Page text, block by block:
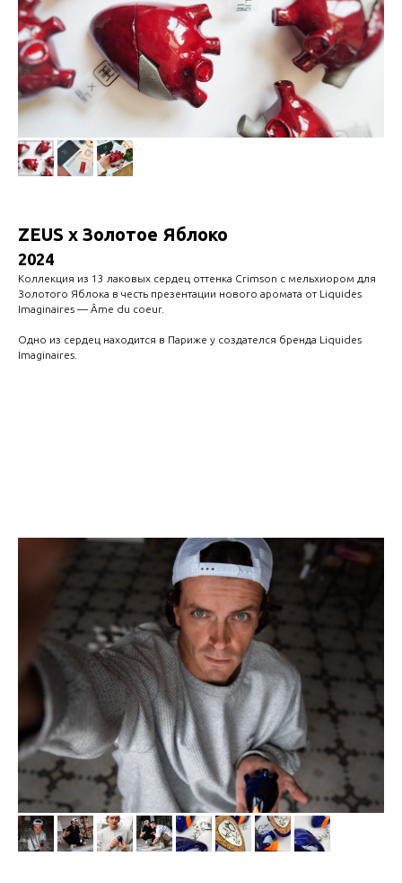
ZEUS x Золотое Яблоко
2024
Коллекция из 13 лаковых сердец оттенка Crimson с мельхиором для
Золотого Яблока в честь презентации нового аромата от Liquides
Imaginaires — Âme du coeur.
Одно из сердец находится в Париже у создателся бренда Liquides
Imaginaires.